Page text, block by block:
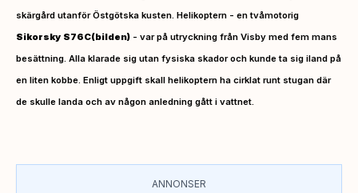
skärgård utanför Östgötska kusten Helikoptern - en tvåmotorig
Sikorsky S76C(bilden) - var på utryckning från Visby med fem mans
besättning Alla klarade sig utan fysiska skador och kunde ta sig iland på
en liten kobbe Enligt uppgift skall helikoptern ha cirklat runt stugan där
de skulle landa och av någon anledning gått i vattnet
ANNONSER